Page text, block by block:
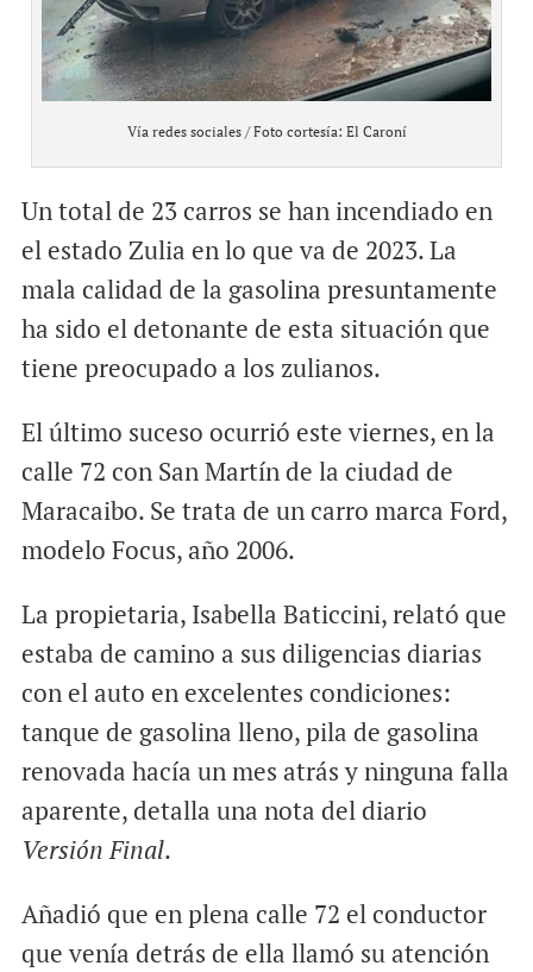
Vía redes sociales / Foto cortesía: El Caroní
Un total de 23 carros se han incendiado en
el estado Zulia en lo que va de 2023. La
mala calidad de la gasolina presuntamente
ha sido el detonante de esta situación que
tiene preocupado a los zulianos.
El último suceso ocurrió este viernes, en la
calle 72 con San Martín de la ciudad de
Maracaibo. Se trata de un carro marca Ford,
modelo Focus, año 2006.
La propietaria, Isabella Baticcini, relató que
estaba de camino a sus diligencias diarias
con el auto en excelentes condiciones:
tanque de gasolina lleno, pila de gasolina
renovada hacía un mes atrás y ninguna falla
aparente, detalla una nota del diario
Versión Final.
Añadió que en plena calle 72 el conductor
que venía detrás de ella llamó su atención